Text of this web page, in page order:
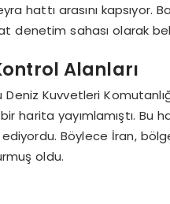
hattı arasını kapsıyor.
denetim sahası olarak
Alanları
Deniz Kuvvetleri
harita yayımlamıştı. Bu
ediyordu. Böylece İran,
oldu.